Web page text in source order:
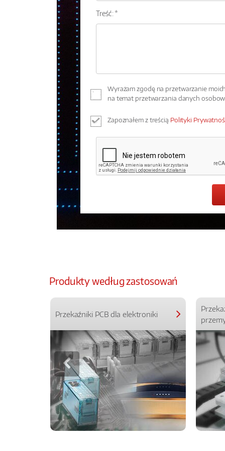
Treść: *
Wyrażam zgodę na przetwarzanie
na temat przetwarzania danych
Zapoznałem z treścią Polityki
Produkty według zastosowań
Przekaźniki PCB dla elektroniki